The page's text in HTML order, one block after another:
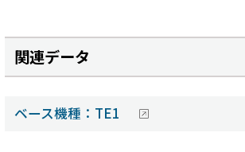
関連データ
ベース機種：TE1